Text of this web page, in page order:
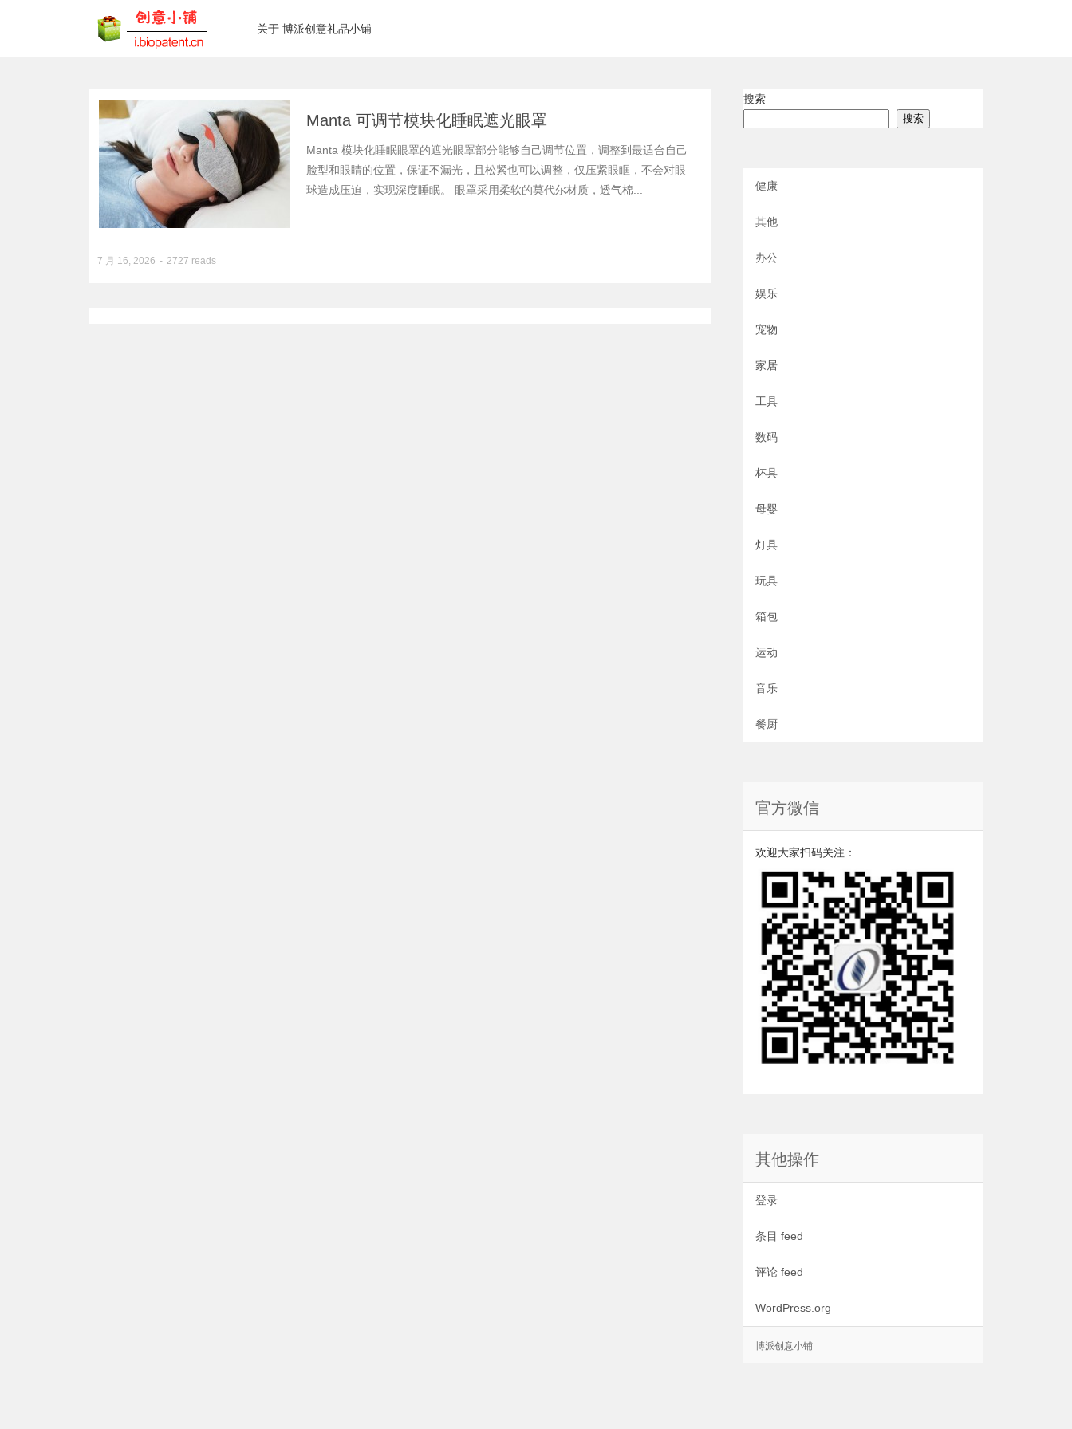
关于 博派创意礼品小铺
Manta 可调节模块化睡眠遮光眼罩
Manta 模块化睡眠眼罩的遮光眼罩部分能够自己调节位置，调整到最适合自己
脸型和眼睛的位置，保证不漏光，且松紧也可以调整，仅压紧眼眶，不会对眼
球造成压迫，实现深度睡眠。 眼罩采用柔软的莫代尔材质，透气棉...
7 月 16, 2026 2727 reads
搜索
搜索
健康
其他
办公
娱乐
宠物
家居
工具
数码
杯具
母婴
灯具
玩具
箱包
运动
音乐
餐厨
官方微信
欢迎大家扫码关注：
其他操作
登录
条目 feed
评论 feed
WordPress.org